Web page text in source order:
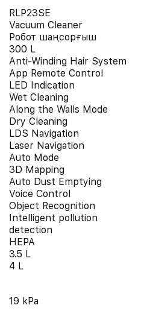
RLP23SE
Vacuum Cleaner
Робот шаңсорғыш
300 L
Anti-Winding Hair System
App Remote Control
LED Indication
Wet Cleaning
Along the Walls Mode
Dry Cleaning
LDS Navigation
Laser Navigation
Auto Mode
3D Mapping
Auto Dust Emptying
Voice Control
Object Recognition
Intelligent pollution
detection
HEPA
3.5 L
4 L
19 kPa